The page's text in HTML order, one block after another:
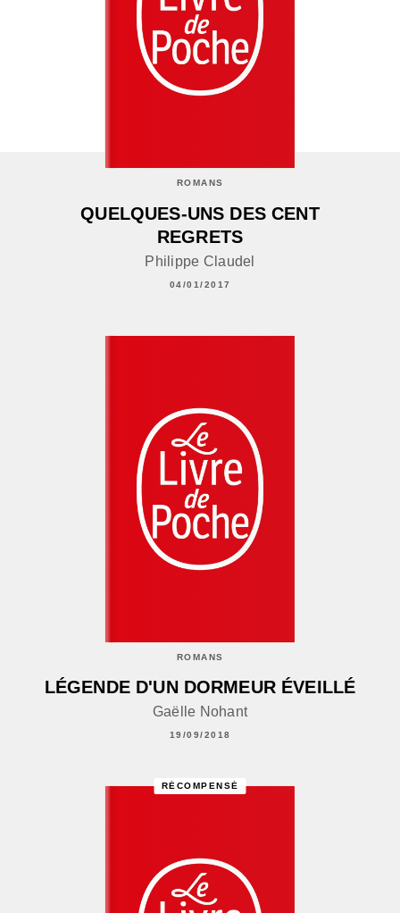
ROMANS
QUELQUES-UNS DES CENT
REGRETS
Philippe Claudel
04/01/2017
ROMANS
LÉGENDE D'UN DORMEUR ÉVEILLÉ
Gaëlle Nohant
19/09/2018
RÉCOMPENSÉ